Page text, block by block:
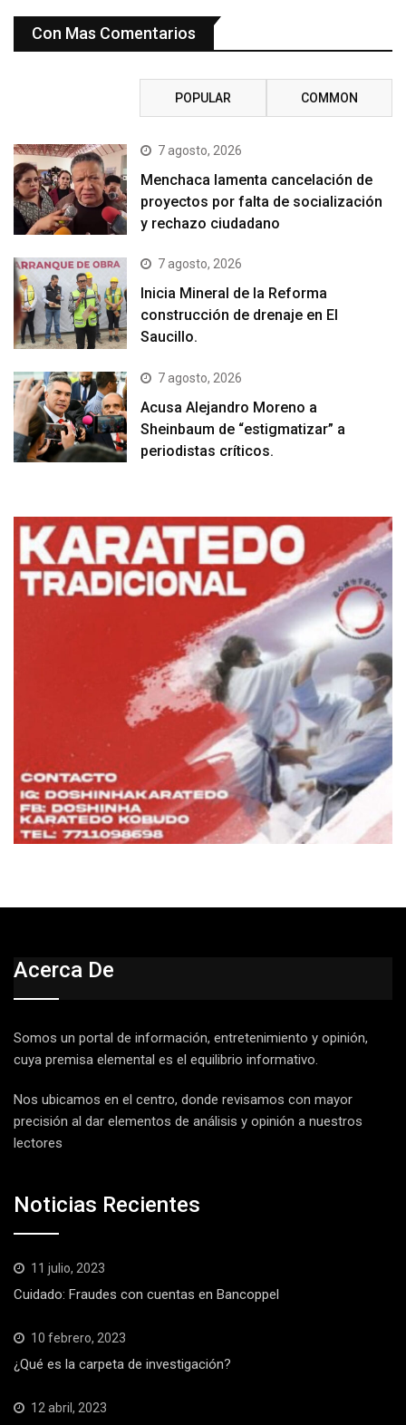
Con Mas Comentarios
POPULAR COMMON
7 agosto, 2026
Menchaca lamenta cancelación de
proyectos por falta de socialización
y rechazo ciudadano
7 agosto, 2026
Inicia Mineral de la Reforma
construcción de drenaje en El
Saucillo.
7 agosto, 2026
Acusa Alejandro Moreno a
Sheinbaum de “estigmatizar” a
periodistas críticos.
Acerca De
Somos un portal de información, entretenimiento y opinión,
cuya premisa elemental es el equilibrio informativo.
Nos ubicamos en el centro, donde revisamos con mayor
precisión al dar elementos de análisis y opinión a nuestros
lectores
Noticias Recientes
11 julio, 2023
Cuidado: Fraudes con cuentas en Bancoppel
10 febrero, 2023
¿Qué es la carpeta de investigación?
12 abril, 2023